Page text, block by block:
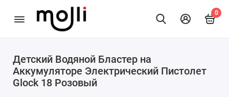
0
Детский Водяной Бластер на
Аккумуляторе Электрический Пистолет
Glock 18 Розовый